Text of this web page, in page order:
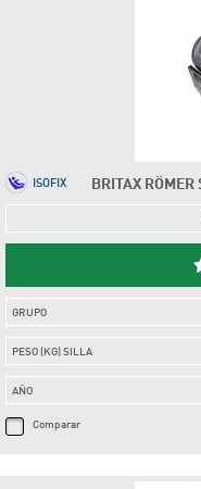
BRITAX
ISOFIX
GRUPO
PESO (KG) SILLA
AÑO
Comparar